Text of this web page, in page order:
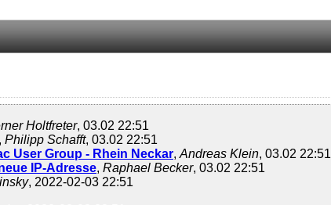
Holtfreter, 03.02 22:51
, Philipp Schafft, 03.02 22:51
User Group - Rhein Neckar, Andreas Klein, 03.02 22:51
IP-Adresse, Raphael Becker, 03.02 22:51
, 2022-02-03 22:51